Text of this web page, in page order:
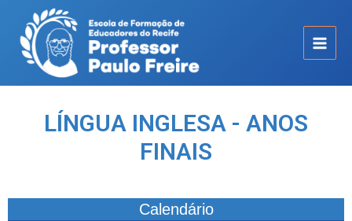
LÍNGUA INGLESA - ANOS
FINAIS
Calendário